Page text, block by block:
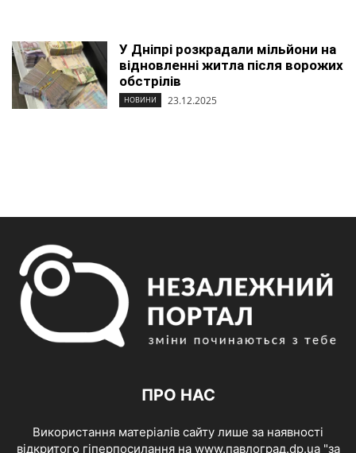
У Дніпрі розкрадали мільйони на
відновленні житла після ворожих
обстрілів
НОВИНИ 23.12.2025
ПРО НАС
Використання матеріалів сайту лише за наявності
відкритого гіперпосилання на www.павлоград.dp.ua "за